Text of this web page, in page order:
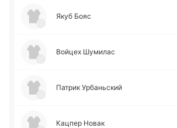
Якуб Бояс
Войцех Шу­ми­лас
Патрик Урба­ньский
Кацпер Новак